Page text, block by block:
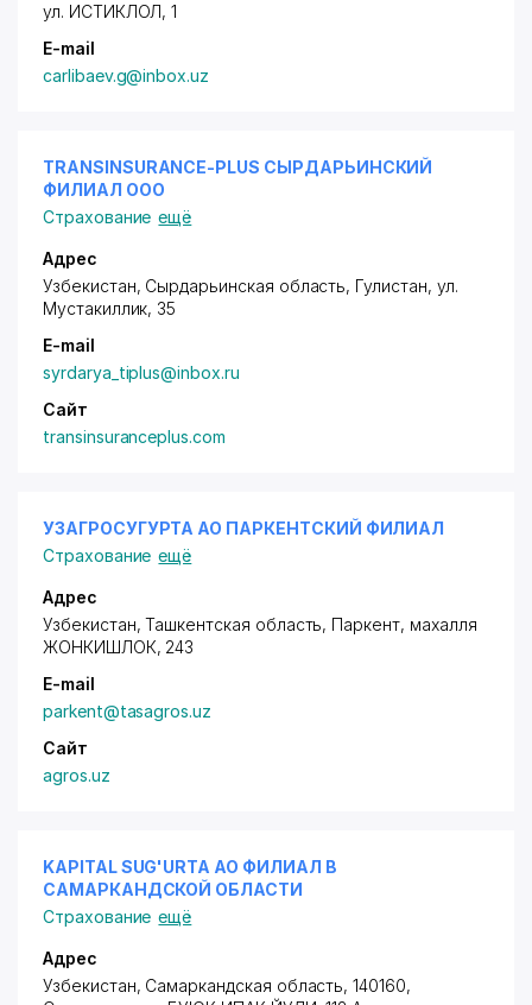
ул. ИСТИКЛОЛ, 1
E-mail
carlibaev.g@inbox.uz
TRANSINSURANCE-PLUS СЫРДАРЬИНСКИЙ
ФИЛИАЛ ООО
Страхование ещё
Адрес
Узбекистан, Сырдарьинская область, Гулистан, ул.
Мустакиллик, 35
E-mail
syrdarya_tiplus@inbox.ru
Сайт
transinsuranceplus.com
УЗАГРОСУГУРТА АО ПАРКЕНТСКИЙ ФИЛИАЛ
Страхование ещё
Адрес
Узбекистан, Ташкентская область, Паркент, махалля
ЖОНКИШЛОК, 243
E-mail
parkent@tasagros.uz
Сайт
agros.uz
KAPITAL SUG'URTA АО ФИЛИАЛ В
САМАРКАНДСКОЙ ОБЛАСТИ
Страхование ещё
Адрес
Узбекистан, Самаркандская область, 140160,